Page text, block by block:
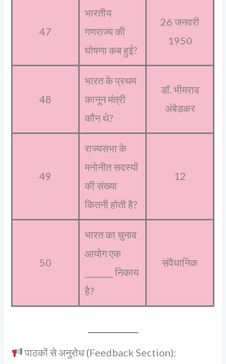
47
भारतीय
गणराज्य की
घोषणा कब हुई?
26 जनवरी
1950
48
भारत के प्रथम
कानून मंत्री
कौन थे?
डॉ. भीमराव
अंबेडकर
49
राज्यसभा के
मनोनीत सदस्यों
की संख्या
कितनी होती है?
12
50
भारत का चुनाव
आयोग एक
_______ निकाय
है?
संवैधानिक
पाठकों से अनुरोध (Feedback Section):